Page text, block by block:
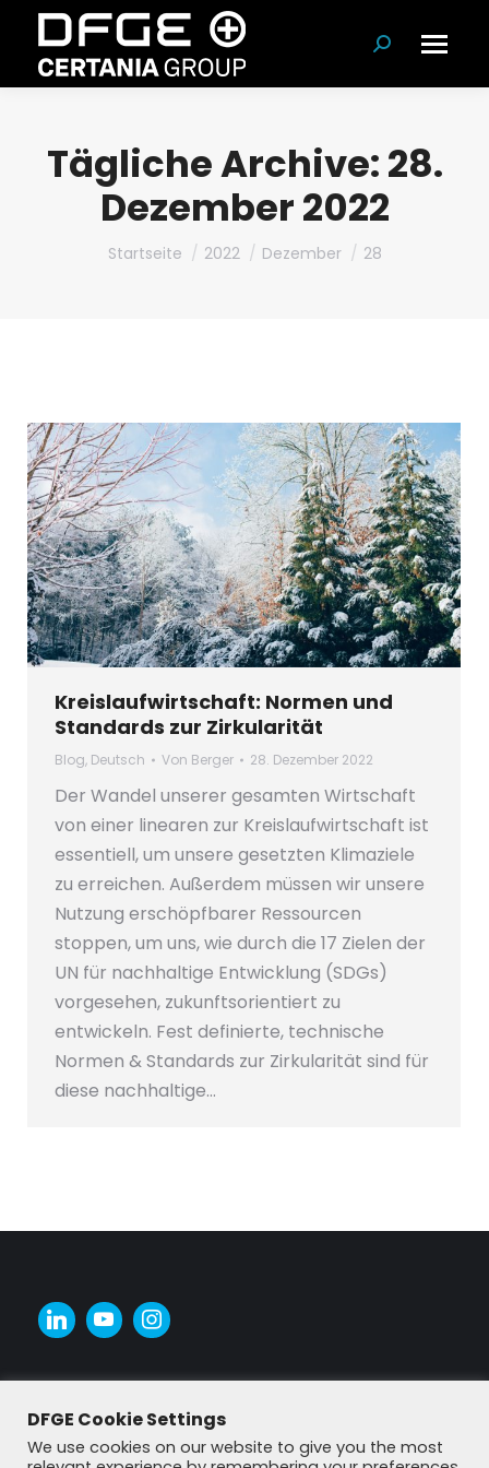
Suchen:
Tägliche Archive:28.
Dezember 2022
Du bist hier:
Startseite 2022 Dezember 28
Kreislaufwirtschaft: Normen und
Standards zur Zirkularität
Blog, Deutsch Von Berger 28. Dezember 2022
Der Wandel unserer gesamten Wirtschaft
von einer linearen zur Kreislaufwirtschaft ist
essentiell, um unsere gesetzten Klimaziele
zu erreichen. Außerdem müssen wir unsere
Nutzung erschöpfbarer Ressourcen
stoppen, um uns, wie durch die 17 Zielen der
UN für nachhaltige Entwicklung (SDGs)
vorgesehen, zukunftsorientiert zu
entwickeln. Fest definierte, technische
Normen & Standards zur Zirkularität sind für
diese nachhaltige…
DFGE Cookie Settings
We use cookies on our website to give you the most